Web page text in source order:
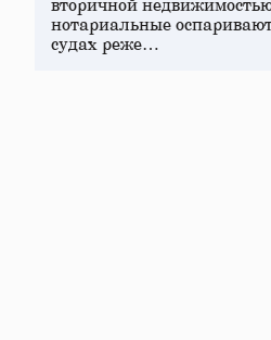
вторичной
нотариальные
судах реже…